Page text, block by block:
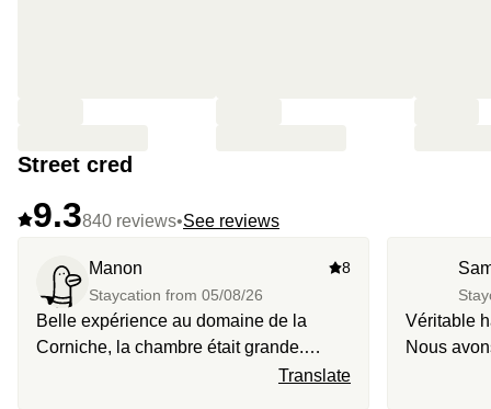
Street cred
9.3840 reviews•See reviews
Manon
Staycation from 05/08/26
8
Belle expérience au domaine de la
Corniche, la chambre était grande.
Toutefois, le dîner au bistro a été très
Translate
Véritable
Nous